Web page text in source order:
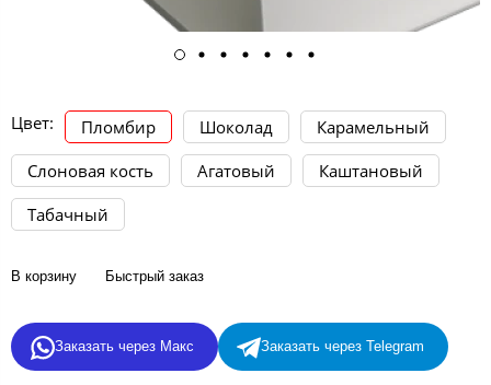
Цвет: Пломбир Шоколад
Карамельный
Слоновая кость
Агатовый
Каштановый
Табачный
В корзину Быстрый заказ
Заказать через Макс Заказать через Telegram